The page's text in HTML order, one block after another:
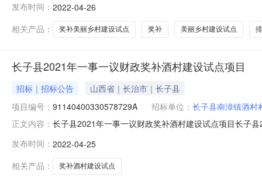
条件，现进行公开招标。二、项目概况和招标范围2.1项
发布时间： 2022-04-26
相关产品：
奖补美丽乡村建设试点 奖补 美丽乡村建设试点
长子县2021年一事一议财政奖补酒村建设试点项目
招标｜招标公告
山西省｜长治市｜长子县
项目编号： 91140400330578729A 招标单位： 长子县南漳镇酒村
正文内容： 长子县2021年一事一议财政奖补酒村建设试点项目长子
委员会招标组织方式：委托招标行政监督部门代码：行
发布时间： 2022-04-25
相关产品：
奖补酒村建设试点